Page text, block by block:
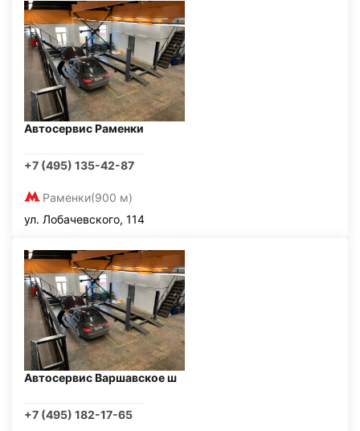
Автосервис Раменки
+7 (495) 135-42-87
Раменки(900 м)
ул. Лобачевского, 114
Автосервис Варшавское ш
+7 (495) 182-17-65